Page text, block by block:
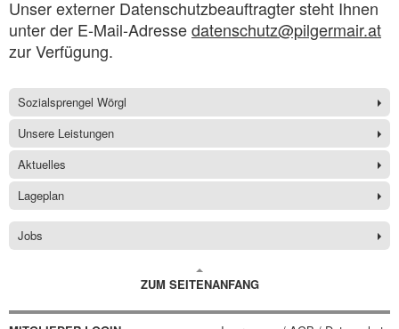
Unser externer Datenschutzbeauftragter steht Ihnen
unter der E-Mail-Adressedatenschutz@pilgermair.at
zur Verfügung.
Sozialsprengel Wörgl
Unsere Leistungen
Aktuelles
Lageplan
Jobs
ZUM SEITENANFANG